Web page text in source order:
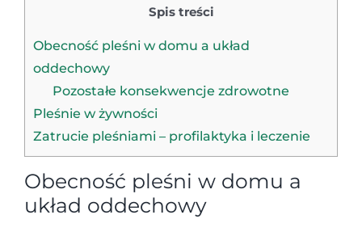
Spis treści
Obecność pleśni w domu a układ
oddechowy
Pozostałe konsekwencje zdrowotne
Pleśnie w żywności
Zatrucie pleśniami – profilaktyka i leczenie
Obecność pleśni w domu a
układ oddechowy